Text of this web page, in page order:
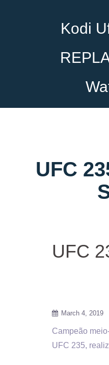
Kodi
UFC
UFC
March 4, 2019
Campeão
UFC 235,